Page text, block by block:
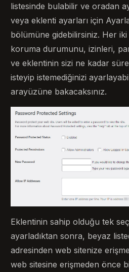
listesinde bulabilir ve oradan
veya eklenti ayarları için
bölümüne gidebilirsiniz. Her
koruma durumunu, izinleri,
ve eklentinin sizi ne kadar
isteyip istemediğinizi
arayüzüne bakacaksınız.
Eklentinin sahip olduğu tek
ayarladıktan sonra, beyaz
adresinden web sitenize
web sitesine erişmeden önce